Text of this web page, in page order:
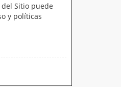
Sitio puede
y políticas